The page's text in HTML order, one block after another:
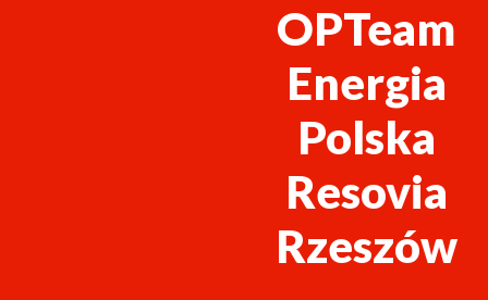
OPTeam
Energia
Polska
Resovia
Rzeszów